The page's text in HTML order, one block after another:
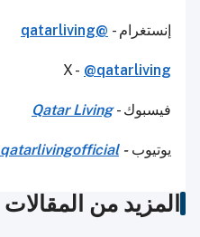
إنستغرام - @qatarliving
X - @qatarliving
فيسبوك -Qatar Living
يوتيوب-
qatarlivingofficial
المزيد من المقالات